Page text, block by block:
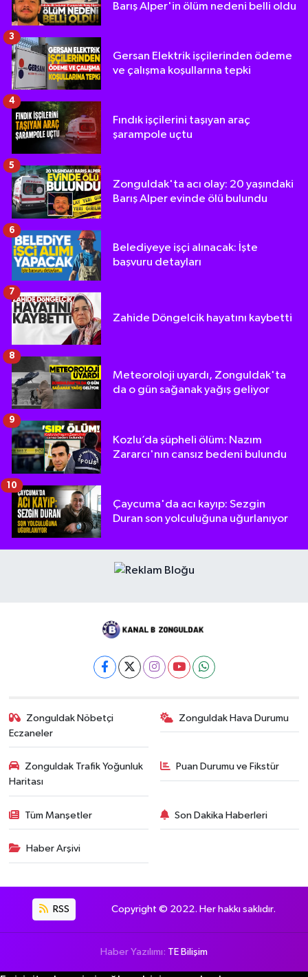
Barış Alper'in ölüm nedeni belli oldu
Gersan Elektrik işçilerinden ödeme
ve çalışma koşullarına tepki
3
Fındık işçilerini taşıyan araç
şarampole uçtu
4
Zonguldak'ta acı olay: 20 yaşındaki
Barış Alper evinde ölü bulundu
5
Belediyeye işçi alınacak: İşte
başvuru detayları
6
Zahide Döngelcik hayatını kaybetti
7
Meteoroloji uyardı, Zonguldak'ta
da o gün sağanak yağış geliyor
8
Kozlu’da şüpheli ölüm: Nazım
Zararcı'nın cansız bedeni bulundu
9
Çaycuma'da acı kayıp: Sezgin
Duran son yolculuğuna uğurlanıyor
10
Zonguldak Nöbetçi
Eczaneler
Zonguldak Hava Durumu
Zonguldak Trafik Yoğunluk
Haritası
Puan Durumu ve Fikstür
Tüm Manşetler Son Dakika Haberleri
Haber Arşivi
RSS Copyright © 2022. Her hakkı saklıdır.
Haber Yazılımı: TE Bilişim